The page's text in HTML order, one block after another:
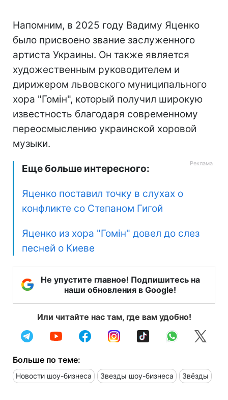
Напомним, в 2025 году Вадиму Яценко
было присвоено звание заслуженного
артиста Украины. Он также является
художественным руководителем и
дирижером львовского муниципального
хора "Гомін", который получил широкую
известность благодаря современному
переосмыслению украинской хоровой
музыки.
Еще больше интересного:
Яценко поставил точку в слухах о
конфликте со Степаном Гигой
Яценко из хора "Гомін" довел до слез
песней о Киеве
Не упустите главное! Подпишитесь на
наши обновления в Google!
Или читайте нас там, где вам удобно!
Больше по теме:
Новости шоу-бизнеса Звезды шоу-бизнеса Звёзды